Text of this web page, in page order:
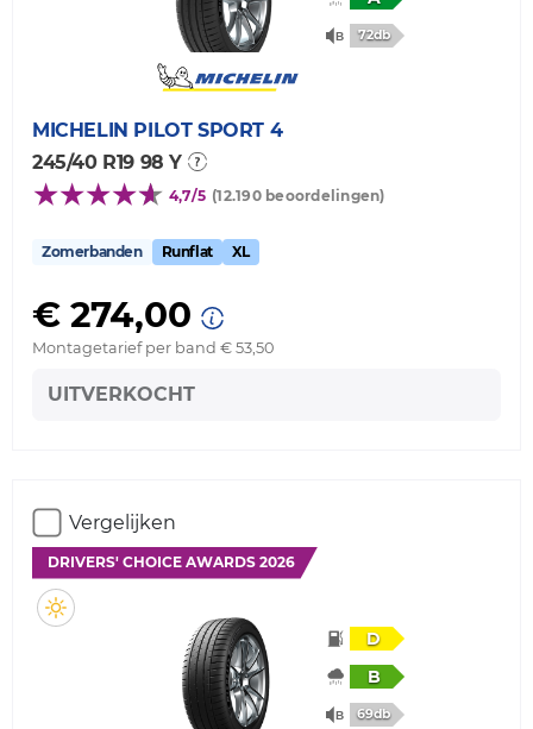
72db
MICHELIN PILOT SPORT 4
245/40 R19 98 Y
4,7/5 (12.190 beoordelingen)
Zomerbanden Runflat XL
€ 274,00
Montagetarief per band € 53,50
UITVERKOCHT
Vergelijken
DRIVERS' CHOICE AWARDS 2026
D
B
69db